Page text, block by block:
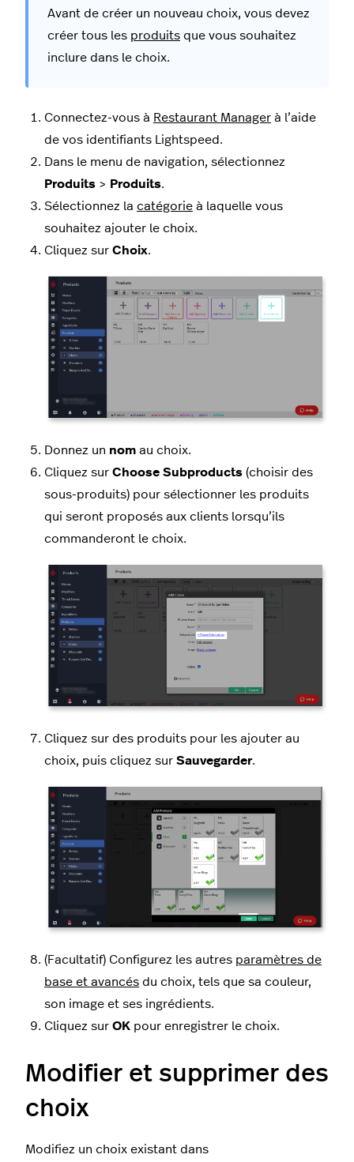
Avant de créer un nouveau choix, vous devez
créer tous les produits que vous souhaitez
inclure dans le choix.
Connectez-vous à Restaurant Manager à l’aide
de vos identifiants Lightspeed.
Dans le menu de navigation, sélectionnez
Produits > Produits.
Sélectionnez la catégorie à laquelle vous
souhaitez ajouter le choix.
Cliquez sur Choix.
Donnez un nom au choix.
Cliquez sur Choose Subproducts (choisir des
sous-produits) pour sélectionner les produits
qui seront proposés aux clients lorsqu’ils
commanderont le choix.
Cliquez sur des produits pour les ajouter au
choix, puis cliquez sur Sauvegarder.
(Facultatif) Configurez les autres paramètres de
base et avancés du choix, tels que sa couleur,
son image et ses ingrédients.
Cliquez sur OK pour enregistrer le choix.
Modifier et supprimer des
choix
Modifiez un choix existant dans